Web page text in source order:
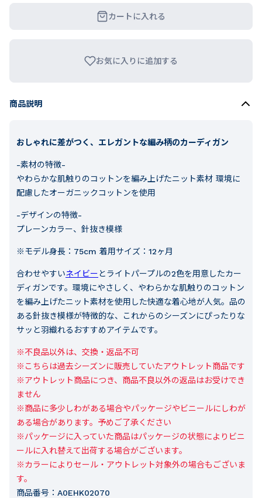
カートに入れる
お気に入りに追加する
商品説明
おしゃれに差がつく、エレガントな編み柄のカーディガン
-素材の特徴-
やわらかな肌触りのコットンを編み上げたニット素材 環境に
配慮したオーガニックコットンを使用
-デザインの特徴-
プレーンカラー、針抜き模様
※モデル身長：75cm 着用サイズ：12ヶ月
合わせやすいネイビーとライトパープルの2色を用意したカー
ディガンです。環境にやさしく、やわらかな肌触りのコットン
を編み上げたニット素材を使用した快適な着心地が人気。品の
ある針抜き模様が特徴的な、これからのシーズンにぴったりな
サッと羽織れるおすすめアイテムです。
※不良品以外は、交換・返品不可
※こちらは過去シーズンに販売していたアウトレット商品です
※アウトレット商品につき、商品不良以外の返品はお受けでき
ません
※商品に多少しわがある場合やパッケージやビニールにしわが
ある場合があります。予めご了承ください
※パッケージに入っていた商品はパッケージの状態によりビニ
ールに入れ替えて出荷する場合がございます。
※カラーによりセール・アウトレット対象外の場合もございま
す。
商品番号： A0EHK02070